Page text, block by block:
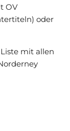
OV
oder
mit allen